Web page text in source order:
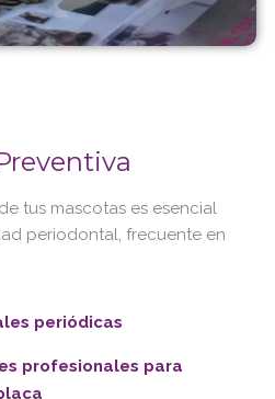
tus mascotas es esencial
periodontal, frecuente en
periódicas
profesionales para